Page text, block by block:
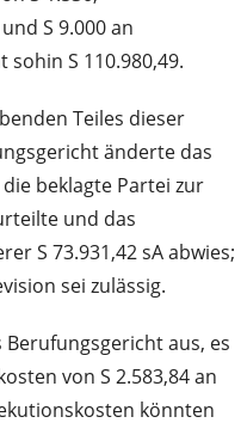
S 9.000 an
S 110.980,49.
Teiles dieser
änderte das
beklagte Partei zur
und das
S 73.931,42 sA abwies;
sei zulässig.
aus, es
von S 2.583,84 an
könnten